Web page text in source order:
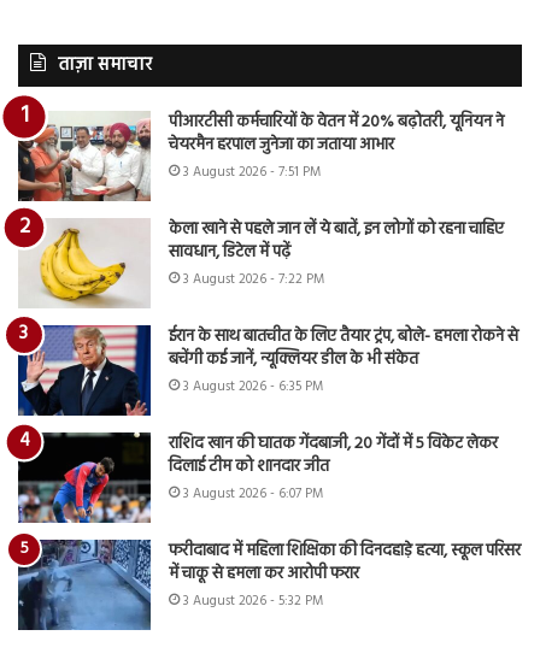
ताज़ा समाचार
पीआरटीसी कर्मचारियों के वेतन में 20% बढ़ोतरी, यूनियन ने
चेयरमैन हरपाल जुनेजा का जताया आभार
3 August 2026 - 7:51 PM
केला खाने से पहले जान लें ये बातें, इन लोगों को रहना चाहिए
सावधान, डिटेल में पढ़ें
3 August 2026 - 7:22 PM
ईरान के साथ बातचीत के लिए तैयार ट्रंप, बोले- हमला रोकने से
बचेंगी कई जानें, न्यूक्लियर डील के भी संकेत
3 August 2026 - 6:35 PM
राशिद खान की घातक गेंदबाजी, 20 गेंदों में 5 विकेट लेकर
दिलाई टीम को शानदार जीत
3 August 2026 - 6:07 PM
फरीदाबाद में महिला शिक्षिका की दिनदहाड़े हत्या, स्कूल परिसर
में चाकू से हमला कर आरोपी फरार
3 August 2026 - 5:32 PM